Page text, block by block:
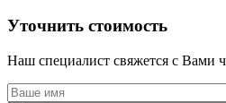
Уточнить стоимость
Наш специалист свяжется с Вами